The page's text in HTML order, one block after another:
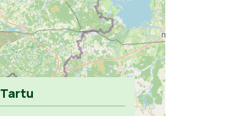
Tartu